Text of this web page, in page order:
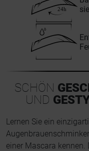
SCHÖN
UND
Lernen Sie ein
einer Mascara kennen.